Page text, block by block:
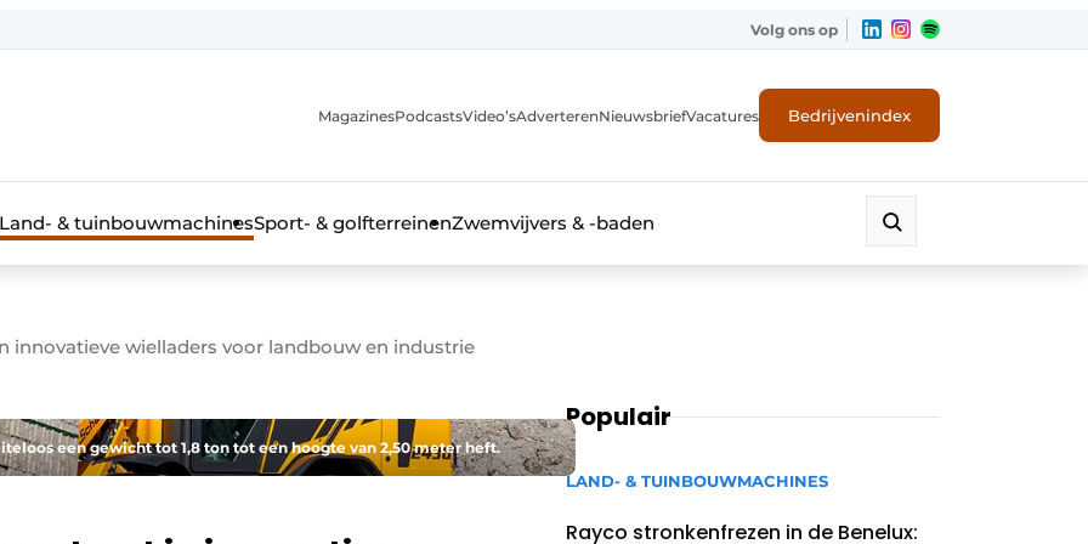
Volg ons op
MagazinesPodcastsVideo’sAdverterenNieuwsbriefVacatures Bedrijvenindex
Land- & tuinbouwmachinesSport- & golfterreinenZwemvijvers & -baden
innovatieve wielladers voor landbouw en industrie
een gewicht tot 1,8 ton tot een hoogte van 2,50 meter heft.
Populair
LAND- & TUINBOUWMACHINES
Rayco stronkenfrezen in de Benelux: